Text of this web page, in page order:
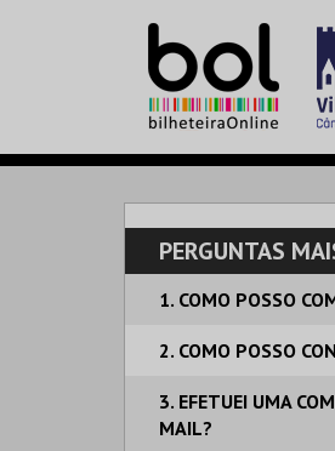
PERGUNTAS
1. COMO POSSO
2. COMO POSSO
3. EFETUEI UMA
MAIL?